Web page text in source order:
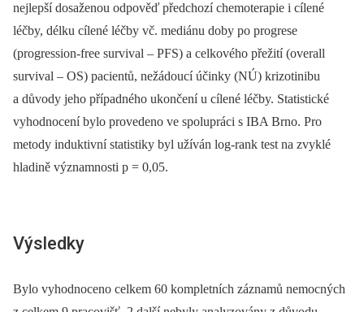
nejlepší dosaženou odpověď předchozí chemoterapie i cílené
léčby, délku cílené léčby vč. mediánu doby po progrese
(progression-free survival –⁠ PFS) a celkového přežití (overall
survival –⁠ OS) pacientů, nežádoucí účinky (NÚ) krizotinibu
a důvody jeho případného ukončení u cílené léčby. Statistické
vyhodnocení bylo provedeno ve spolupráci s IBA Brno. Pro
metody induktivní statistiky byl užíván log-rank test na zvyklé
hladině významnosti p = 0,05.
Výsledky
Bylo vyhodnoceno celkem 60 kompletních záznamů nemocných